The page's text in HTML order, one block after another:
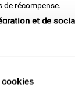
de récompense.
et de
du mal à
visage énervé,
aux jeux et